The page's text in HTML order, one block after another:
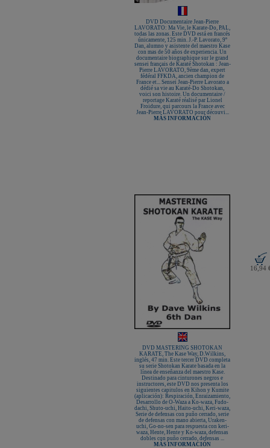
DVD Documentaire Jean-Pierre
LAVORATO: Ma Vie, le Karate-Do, PAL,
todas las zonas. Este DVD está en francés
únicamente, 125 min. J.-P. Lavorato, 9º
Dan, alumno y asistente del maestro Kase
con mas de 50 años de experiencia. Un
documentaire biographique sur le grand
sensei français de Karaté Shotokan : Jean-
Pierre LAVORATO, 9ème dan, expert
fédéral FFKDA, ancien champion de
France et... Sensei Jean-Pierre Lavorato a
dédié sa vie au Karaté-Do Shotokan,
voici son histoire. Un documentaire /
reportage Karaté réalisé par Lionel
Froidure, qui parcours la France avec
Jean-Pierre LAVORATO pour découvi...
MÁS INFORMACIÓN
16,94
DVD MASTERING SHOTOKAN
KARATE, The Kase Way, D.Wilkins,
inglés, 47 min. Este tercer DVD completa
su serie Shotokan Karate basada en la
línea de enseñanza del maestro Kase.
Destinado para cinturones negros e
instructores, este DVD nos presenta los
siguientes capitulos en Kihon y Kumite
(aplicación): Respiración, Enraizamiento,
Desarrollo de O-Waza a Ko-waza, Fudo-
dachi, Shuto-uchi, Haito-uchi, Keri-waza,
Serie de defensas con puño cerrado, serie
de defensas con mano abierta, Uraken-
uchi, Go-no-sen para respuesta con keri-
waza, Hente, Hente y Ko-waza, defensas
dobles con puño cerrado, defensas ...
MÁS INFORMACIÓN